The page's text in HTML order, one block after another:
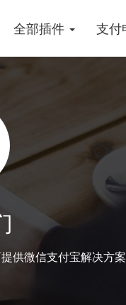
全部插件 支付
供微信支付宝解决方案